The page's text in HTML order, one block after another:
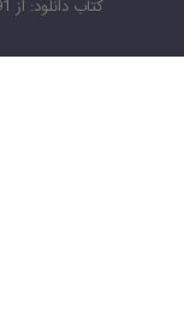
کتاب دانلود: از 1391 تا کنون - تمامی حقوق محفوظ است